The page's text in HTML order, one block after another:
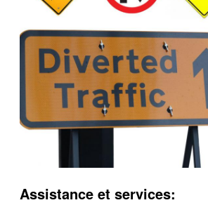
Assistance et services: